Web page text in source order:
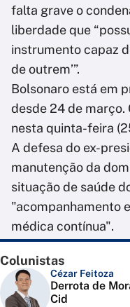
falta grave o
liberdade que
instrumento capaz
de outrem’”.
Bolsonaro está em
desde 24 de março.
nesta quinta-feira
A defesa do ex-
manutenção da
situação de saúde
"acompanhamento
médica contínua".
Colunistas
Cézar Feitoza
Derrota de
Cid